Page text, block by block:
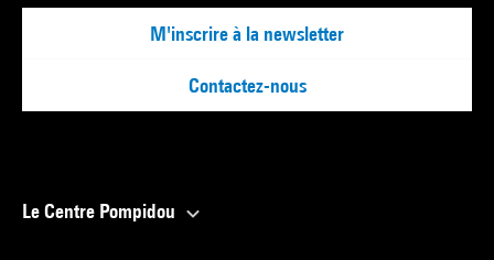
M'inscrire à la newsletter
Contactez-nous
Le Centre Pompidou